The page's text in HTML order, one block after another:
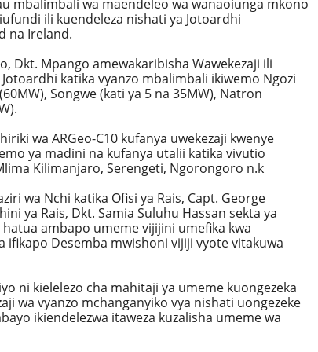
mbalimbali wa maendeleo wa wanaoiunga mkono
ili kuendeleza nishati ya Jotoardhi
na Ireland.
Dkt. Mpango amewakaribisha Wawekezaji ili
katika vyanzo mbalimbali ikiwemo Ngozi
Songwe (kati ya 5 na 35MW), Natron
wa ARGeo-C10 kufanya uwekezaji kwenye
ya madini na kufanya utalii katika vivutio
Kilimanjaro, Serengeti, Ngorongoro n.k
wa Nchi katika Ofisi ya Rais, Capt. George
ya Rais, Dkt. Samia Suluhu Hassan sekta ya
ambapo umeme vijijini umefika kwa
ifikapo Desemba mwishoni vijiji vyote vitakuwa
ni kielelezo cha mahitaji ya umeme kuongezeka
wa vyanzo mchanganyiko vya nishati uongezeke
ikiendelezwa itaweza kuzalisha umeme wa